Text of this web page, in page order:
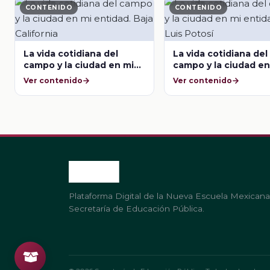
CONTENIDO
La vida cotidiana del
campo y la ciudad en mi
entidad. Baja California
Ver contenido
CONTENIDO
La vida cotidiana del
campo y la ciudad
entidad. San Luis
Ver contenido
Plataforma Digital de la Nueva Escuela
Secretaría de Educación Pública.